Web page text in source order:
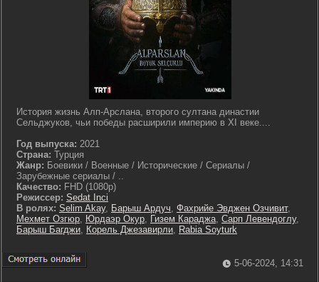
История жизнь Алп-Арслана, второго султана династии
Сельджуков, чьи победы расширили империю в XI веке....
Год выпуска: 2021
Страна: Турция
Жанр: Боевики / Военные / Исторические / Сериалы /
Зарубежные сериалы / ..
Качество: FHD (1080p)
Режиссер: Sedat Inci
В ролях: Selim Akay, Барыш Ардуч, Фахрийе Эвджен Озчивит,
Мехмет Озгюр, Юрдаэр Окур, Гизем Караджа, Сарп Левендоглу,
Барыш Багджи, Корель Джезавирли, Rabia Soyturk
5-06-2024, 14:31